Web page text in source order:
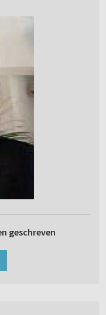
geschreven